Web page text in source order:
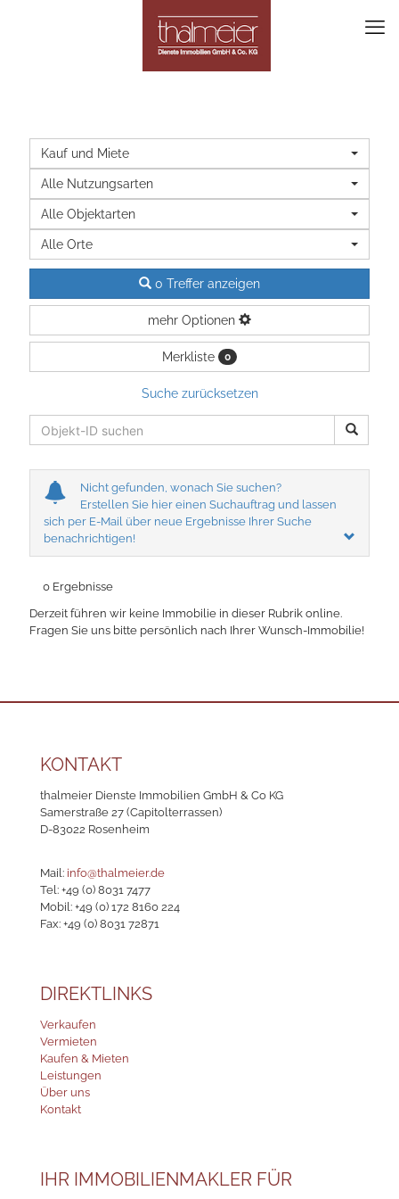
Kauf und Miete
Alle Nutzungsarten
Alle Objektarten
Alle Orte
0 Treffer anzeigen
mehr Optionen
Merkliste 0
Suche zurücksetzen
Nicht gefunden, wonach Sie suchen?
Erstellen Sie hier einen Suchauftrag und lassen
sich per E-Mail über neue Ergebnisse Ihrer Suche
benachrichtigen!
0 Ergebnisse
Derzeit führen wir keine Immobilie in dieser Rubrik online.
Fragen Sie uns bitte persönlich nach Ihrer Wunsch-Immobilie!
KONTAKT
thalmeier Dienste Immobilien GmbH & Co KG
Samerstraße 27 (Capitolterrassen)
D-83022 Rosenheim
Mail: info@thalmeier.de
Tel: +49 (0) 8031 7477
Mobil: +49 (0) 172 8160 224
Fax: +49 (0) 8031 72871
DIREKTLINKS
Verkaufen
Vermieten
Kaufen & Mieten
Leistungen
Über uns
Kontakt
IHR IMMOBILIENMAKLER FÜR